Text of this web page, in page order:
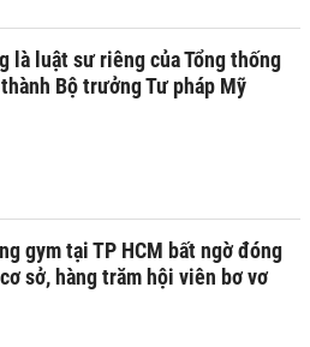
là luật sư riêng của Tổng thống
Bộ trưởng Tư pháp Mỹ
gym tại TP HCM bất ngờ đóng
sở, hàng trăm hội viên bơ vơ